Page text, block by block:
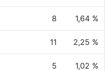
8 1,64 %
11 2,25 %
5 1,02 %